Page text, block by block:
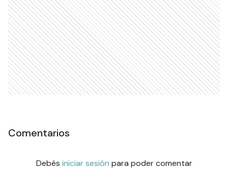
Comentarios
Debés iniciar sesión para poder comentar